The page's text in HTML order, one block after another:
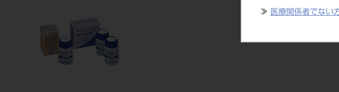
≫ 医療関係者でない